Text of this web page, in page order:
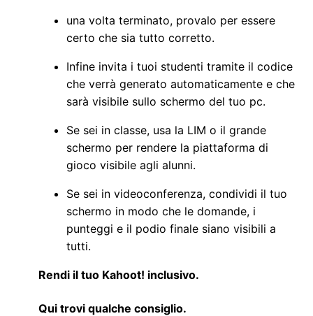
una volta terminato, provalo per essere
certo che sia tutto corretto.
Infine invita i tuoi studenti tramite il codice
che verrà generato automaticamente e che
sarà visibile sullo schermo del tuo pc.
Se sei in classe, usa la LIM o il grande
schermo per rendere la piattaforma di
gioco visibile agli alunni.
Se sei in videoconferenza, condividi il tuo
schermo in modo che le domande, i
punteggi e il podio finale siano visibili a
tutti.
Rendi il tuo Kahoot! inclusivo.
Qui trovi qualche consiglio.